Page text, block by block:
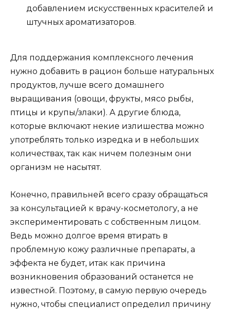
добавлением искусственных красителей и
штучных ароматизаторов.
Для поддержания комплексного лечения
нужно добавить в рацион больше натуральных
продуктов, лучше всего домашнего
выращивания (овощи, фрукты, мясо рыбы,
птицы и крупы/злаки). А другие блюда,
которые включают некие излишества можно
употреблять только изредка и в небольших
количествах, так как ничем полезным они
организм не насытят.
Конечно, правильней всего сразу обращаться
за консультацией к врачу-косметологу, а не
экспериментировать с собственным лицом.
Ведь можно долгое время втирать в
проблемную кожу различные препараты, а
эффекта не будет, итак как причина
возникновения образований останется не
известной. Поэтому, в самую первую очередь
нужно, чтобы специалист определил причину